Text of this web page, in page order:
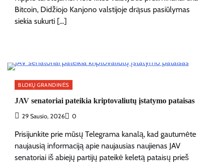
Bitcoin, Didžiojo Kanjono valstijoje drąsus pasiūlymas
siekia sukurti […]
BLOKŲ GRANDINĖS
JAV senatoriai pateikia kriptovaliutų įstatymo pataisas
29 Sausio, 2026 0
Prisijunkite prie mūsų Telegrama kanalą, kad gautumėte
naujausią informaciją apie naujausias naujienas JAV
senatoriai iš abiejų partijų pateikė keletą pataisų prieš